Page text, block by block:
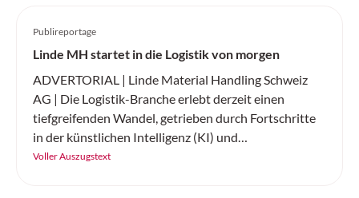
Publireportage
Linde MH startet in die Logistik von morgen
ADVERTORIAL | Linde Material Handling Schweiz
AG | Die Logistik-Branche erlebt derzeit einen
tiefgreifenden Wandel, getrieben durch Fortschritte
in der künstlichen Intelligenz (KI) und
Elektromobilität. Linde Material Handling Schweiz
Voller Auszugstext